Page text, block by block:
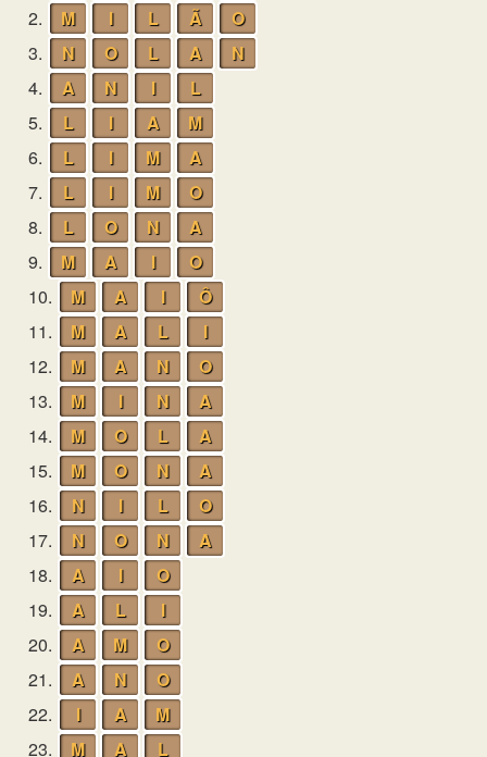
2.
M I L Ã
O
3.
N O L A
N
4.
A N I
L
5.
L I A
M
6.
L I M
A
7.
L I M
O
8.
L O N
A
9.
M A I
O
10.
M A I
Ô
11.
M A L
I
12.
M A N
O
13.
M I N
A
14.
M O L
A
15.
M O N
A
16.
N I L
O
17.
N O N
A
18.
A I
O
19.
A L
I
20.
A M
O
21.
A N
O
22.
I A
M
23.
M A
L